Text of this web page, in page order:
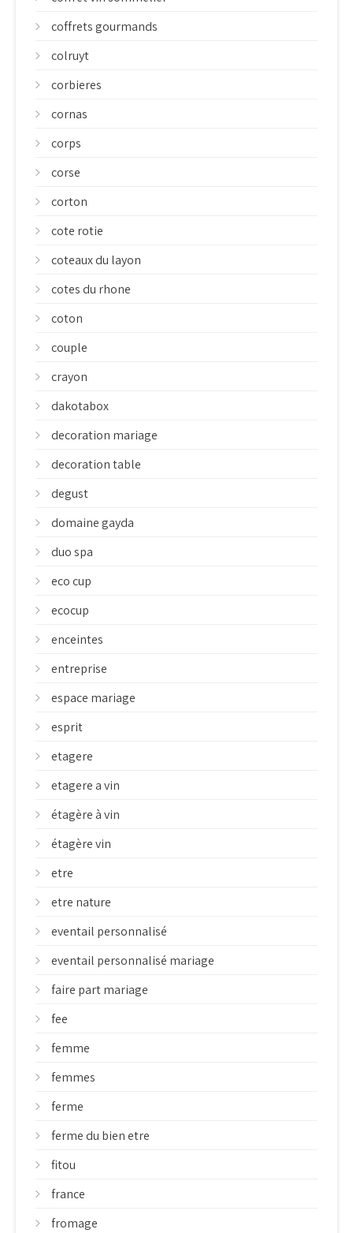
coffrets gourmands
colruyt
corbieres
cornas
corps
corse
corton
cote rotie
coteaux du layon
cotes du rhone
coton
couple
crayon
dakotabox
decoration mariage
decoration table
degust
domaine gayda
duo spa
eco cup
ecocup
enceintes
entreprise
espace mariage
esprit
etagere
etagere a vin
étagère à vin
étagère vin
etre
etre nature
eventail personnalisé
eventail personnalisé mariage
faire part mariage
fee
femme
femmes
ferme
ferme du bien etre
fitou
france
fromage